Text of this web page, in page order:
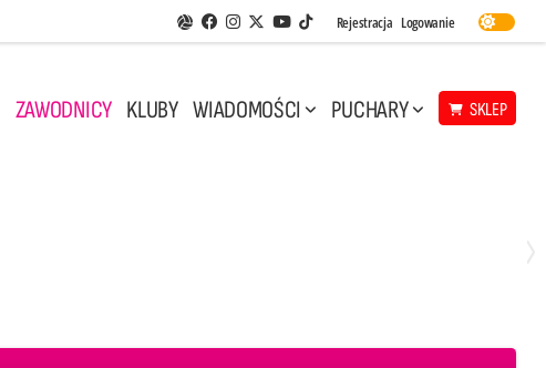
Aplikacja Siatkarskie Ligi
Facebook
Instagram
Twitter
Youtube
TikTok
Rejestracja Logowanie
ZAWODNICY KLUBY WIADOMOŚCI PUCHARY SKLEP